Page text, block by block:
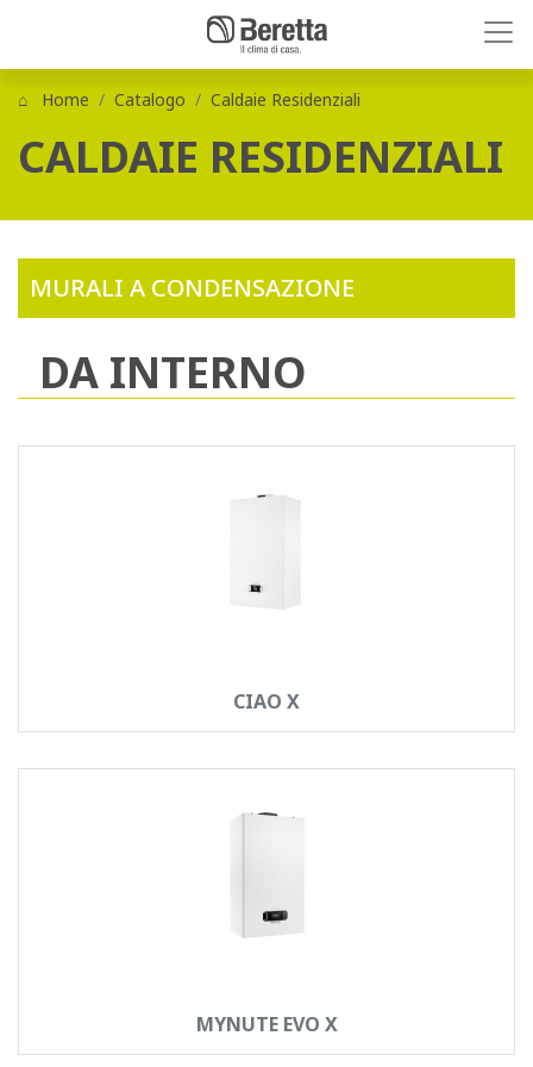
Home Catalogo Caldaie Residenziali
CALDAIE RESIDENZIALI
MURALI A CONDENSAZIONE
DA INTERNO
CIAO X
MYNUTE EVO X